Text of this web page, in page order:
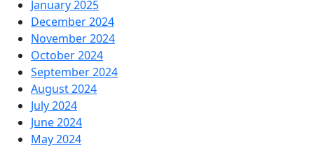
January 2025
December 2024
November 2024
October 2024
September 2024
August 2024
July 2024
June 2024
May 2024